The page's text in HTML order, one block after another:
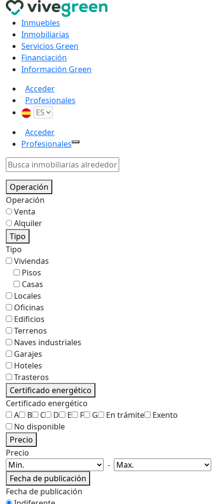
Inmuebles
Inmobiliarias
Servicios Green
Financiación
Información Green
Acceder
Profesionales
Acceder
Profesionales
Operación
Operación
Venta
Alquiler
Tipo
Tipo
Viviendas
Pisos
Casas
Locales
Oficinas
Edificios
Terrenos
Naves industriales
Garajes
Hoteles
Trasteros
Certificado energético
Certificado energético
A
B C D E F G En trámite
Exento
No disponible
Precio
Precio
-
Fecha de publicación
Fecha de publicación